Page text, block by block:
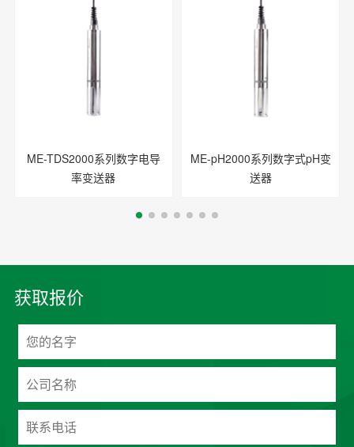
ME-TDS2000系列数字电导
率变送器
ME-pH2000系列数字式pH变
送器
获取报价